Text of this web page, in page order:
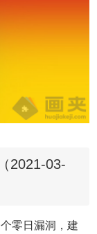
2021-03-
零日漏洞，建